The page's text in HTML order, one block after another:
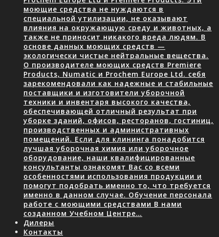
моющие средства не нуждаются в
специальной утилизации, не оказывают
влияния на окружающую среду и животных, а
также не приносит никакого вреда людям. В
основе данных моющих средств —
экологически чистые нейтральные вещества.
О производителе моющих средств Premiere
Products, Numatic и Prochem Europe Ltd. себя
зарекомендовали как надежные и стабильные
поставщики и изготовители уборочной
техники и инвентаря высокого качества,
обеспечивающей отличный результат при
уборке зданий, офисов, ресторанов, гостиниц,
производственных и административных
помещений. Если для клининга понадобится
лучшая уборочная химия или уборочное
оборудование, наши квалифицированные
консультанты ознакомят Вас со всеми
особенностями использования продукции и
помогут подобрать именно то, что требуется
именно в данном случае. Обучение персонала
работе с моющими средствами В нами
созданном Учебном Центре…
Дилеры
Контакты